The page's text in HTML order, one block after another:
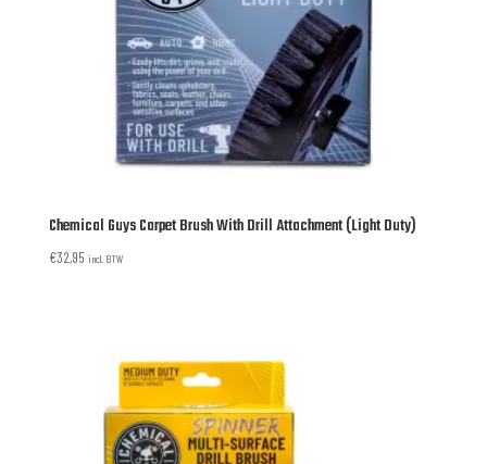
Chemical Guys Carpet Brush With Drill Attachment (Light Duty)
€32,95 incl. BTW